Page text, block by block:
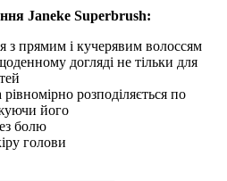
Janeke Superbrush:
з прямим і кучерявим волоссям
догляді не тільки для
розподіляється по
його
болю
голови